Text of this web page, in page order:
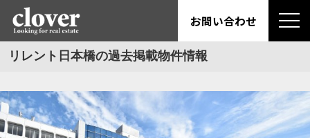
お問い合わせ
リレント日本橋の過去掲載物件情報